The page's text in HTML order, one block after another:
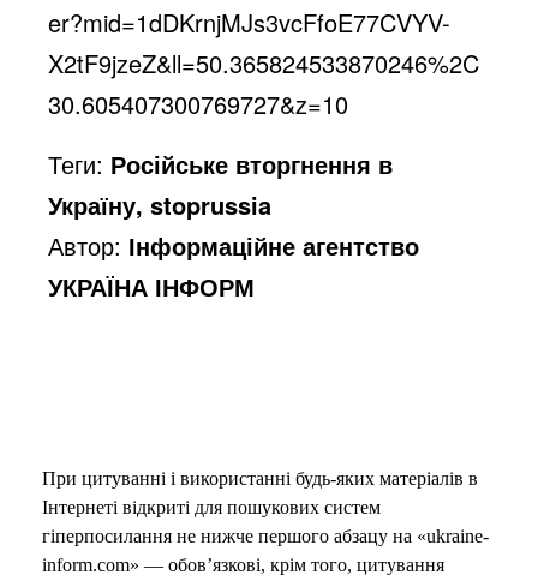
er?mid=1dDKrnjMJs3vcFfoE77CVYV-
X2tF9jzeZ&ll=50.365824533870246%2C
30.605407300769727&z=10
Теги: Російське вторгнення в
Україну, stoprussia
Автор: Інформаційне агентство
УКРАЇНА ІНФОРМ
При цитуванні і використанні будь-яких матеріалів в
Інтернеті відкриті для пошукових систем
гіперпосилання не нижче першого абзацу на «ukraine-
inform.com» — обов’язкові, крім того, цитування